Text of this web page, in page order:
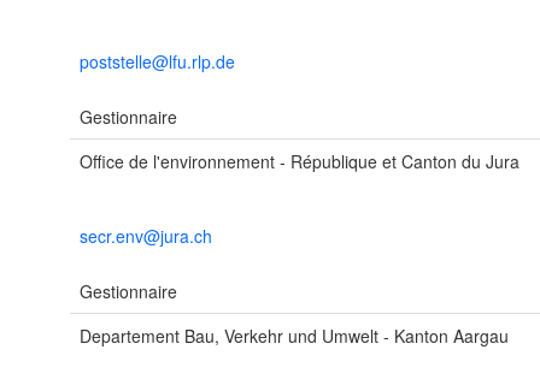
poststelle@lfu.rlp.de
Gestionnaire
Office de l'environnement - République et Canton du Jura
secr.env@jura.ch
Gestionnaire
Departement Bau, Verkehr und Umwelt - Kanton Aargau